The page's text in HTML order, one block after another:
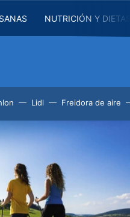
NUTRICIÓN Y
Lidl Freidora de aire